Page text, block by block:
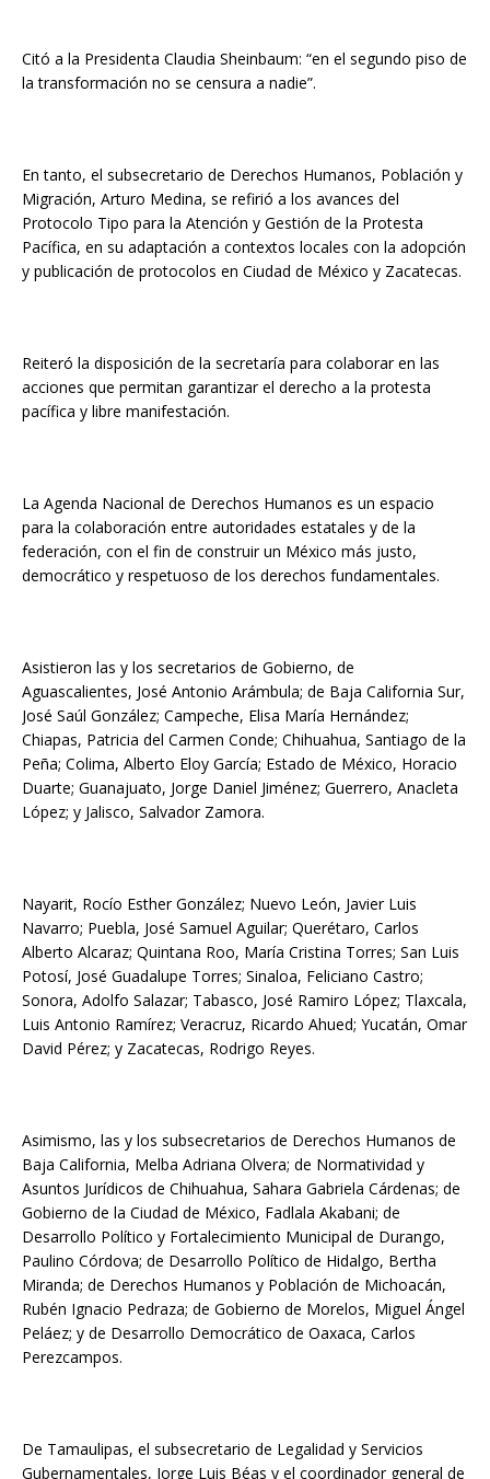
Citó a la Presidenta Claudia Sheinbaum: “en el segundo piso de
la transformación no se censura a nadie”.
En tanto, el subsecretario de Derechos Humanos, Población y
Migración, Arturo Medina, se refirió a los avances del
Protocolo Tipo para la Atención y Gestión de la Protesta
Pacífica, en su adaptación a contextos locales con la adopción
y publicación de protocolos en Ciudad de México y Zacatecas.
Reiteró la disposición de la secretaría para colaborar en las
acciones que permitan garantizar el derecho a la protesta
pacífica y libre manifestación.
La Agenda Nacional de Derechos Humanos es un espacio
para la colaboración entre autoridades estatales y de la
federación, con el fin de construir un México más justo,
democrático y respetuoso de los derechos fundamentales.
Asistieron las y los secretarios de Gobierno, de
Aguascalientes, José Antonio Arámbula; de Baja California Sur,
José Saúl González; Campeche, Elisa María Hernández;
Chiapas, Patricia del Carmen Conde; Chihuahua, Santiago de la
Peña; Colima, Alberto Eloy García; Estado de México, Horacio
Duarte; Guanajuato, Jorge Daniel Jiménez; Guerrero, Anacleta
López; y Jalisco, Salvador Zamora.
Nayarit, Rocío Esther González; Nuevo León, Javier Luis
Navarro; Puebla, José Samuel Aguilar; Querétaro, Carlos
Alberto Alcaraz; Quintana Roo, María Cristina Torres; San Luis
Potosí, José Guadalupe Torres; Sinaloa, Feliciano Castro;
Sonora, Adolfo Salazar; Tabasco, José Ramiro López; Tlaxcala,
Luis Antonio Ramírez; Veracruz, Ricardo Ahued; Yucatán, Omar
David Pérez; y Zacatecas, Rodrigo Reyes.
Asimismo, las y los subsecretarios de Derechos Humanos de
Baja California, Melba Adriana Olvera; de Normatividad y
Asuntos Jurídicos de Chihuahua, Sahara Gabriela Cárdenas; de
Gobierno de la Ciudad de México, Fadlala Akabani; de
Desarrollo Político y Fortalecimiento Municipal de Durango,
Paulino Córdova; de Desarrollo Político de Hidalgo, Bertha
Miranda; de Derechos Humanos y Población de Michoacán,
Rubén Ignacio Pedraza; de Gobierno de Morelos, Miguel Ángel
Peláez; y de Desarrollo Democrático de Oaxaca, Carlos
Perezcampos.
De Tamaulipas, el subsecretario de Legalidad y Servicios
Gubernamentales, Jorge Luis Béas y el coordinador general de